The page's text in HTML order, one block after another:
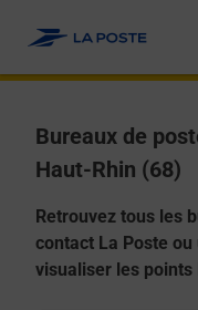
Bureaux de
Haut-Rhin (68)
Retrouvez tous les
contact La Poste
visualiser les points